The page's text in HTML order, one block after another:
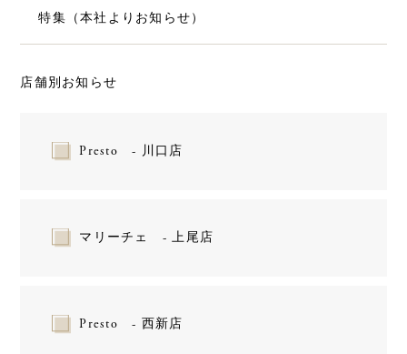
特集（本社よりお知らせ）
店舗別お知らせ
Presto - 川口店
マリーチェ - 上尾店
Presto - 西新店